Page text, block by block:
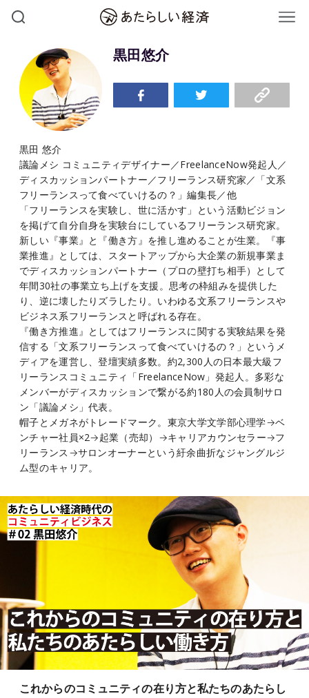
黒田悠介
黒田 悠介
議論メシ コミュニティデザイナー／FreelanceNow発起人／
ディスカッションパートナー／フリーランス研究家／「文系
フリーランスって食べていけるの？」編集長／他
「フリーランスを実験し、世に活かす」という活動ビジョン
を掲げて自分自身を実験台にしているフリーランス研究家。
新しい『事業』と『働き方』を推し進めることが生業。『事
業推進』としては、スタートアップから大企業の新規事業ま
でディスカッションパートナー（プロの壁打ち相手）として
年間30社の事業立ち上げを支援。思考の枠組みを提供した
り、逆に壊したりズラしたり。いわゆる文系フリーランスや
ビジネス系フリーランスと呼ばれる存在。
『働き方推進』としてはフリーランスに関する実験結果を発
信する「文系フリーランスって食べていけるの？」というメ
ディアを運営し、登壇実績多数。約2,300人の日本最大級フ
リーランスコミュニティ「FreelanceNow」発起人。多彩な
メンバーがディスカッションで繋がる約180人の会員制サロ
ン「議論メシ」代表。
帽子とメガネがトレードマーク。東京大学文学部心理学→ベ
ンチャー社員×2→起業（売却）→キャリアカウンセラー→フ
リーランス→サロンオーナーという紆余曲折なジャングルジ
ム型のキャリア。
これからのコミュニティの在り方と私たちのあたらし